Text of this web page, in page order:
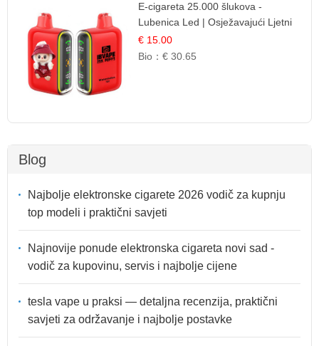
E-cigareta 25.000 šlukova -
Lubenica Led | Osježavajući Ljetni
Okus
€ 15.00
Bio：€ 30.65
Blog
Najbolje elektronske cigarete 2026 vodič za kupnju
top modeli i praktični savjeti
Najnovije ponude elektronska cigareta novi sad -
vodič za kupovinu, servis i najbolje cijene
tesla vape u praksi — detaljna recenzija, praktični
savjeti za održavanje i najbolje postavke